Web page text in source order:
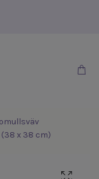
x 38 cm)